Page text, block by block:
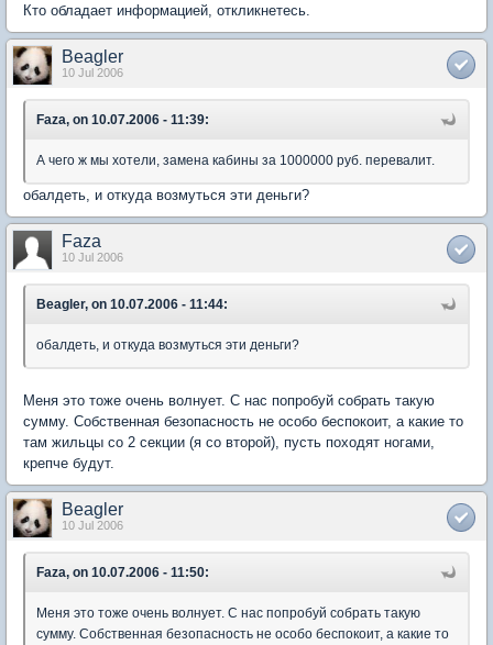
Кто обладает информацией, откликнетесь.
Beagler
10 Jul 2006
Faza, on 10.07.2006 - 11:39:
А чего ж мы хотели, замена кабины за 1000000 руб. перевалит.
обалдеть, и откуда возмуться эти деньги?
Faza
10 Jul 2006
Beagler, on 10.07.2006 - 11:44:
обалдеть, и откуда возмуться эти деньги?
Меня это тоже очень волнует. С нас попробуй собрать такую
сумму. Собственная безопасность не особо беспокоит, а какие то
там жильцы со 2 секции (я со второй), пусть походят ногами,
крепче будут.
Beagler
10 Jul 2006
Faza, on 10.07.2006 - 11:50:
Меня это тоже очень волнует. С нас попробуй собрать такую
сумму. Собственная безопасность не особо беспокоит, а какие то